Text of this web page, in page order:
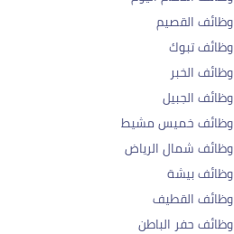
وظائف القصيم
وظائف تبوك
وظائف الخبر
وظائف الجبيل
وظائف خميس مشيط
وظائف شمال الرياض
وظائف بيشة
وظائف القطيف
وظائف حفر الباطن